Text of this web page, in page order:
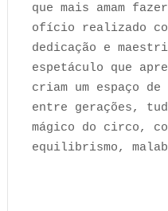
que mais amam
ofício realizado
dedicação e
espetáculo que
criam um espaço
entre gerações,
mágico do circo,
equilibrismo,